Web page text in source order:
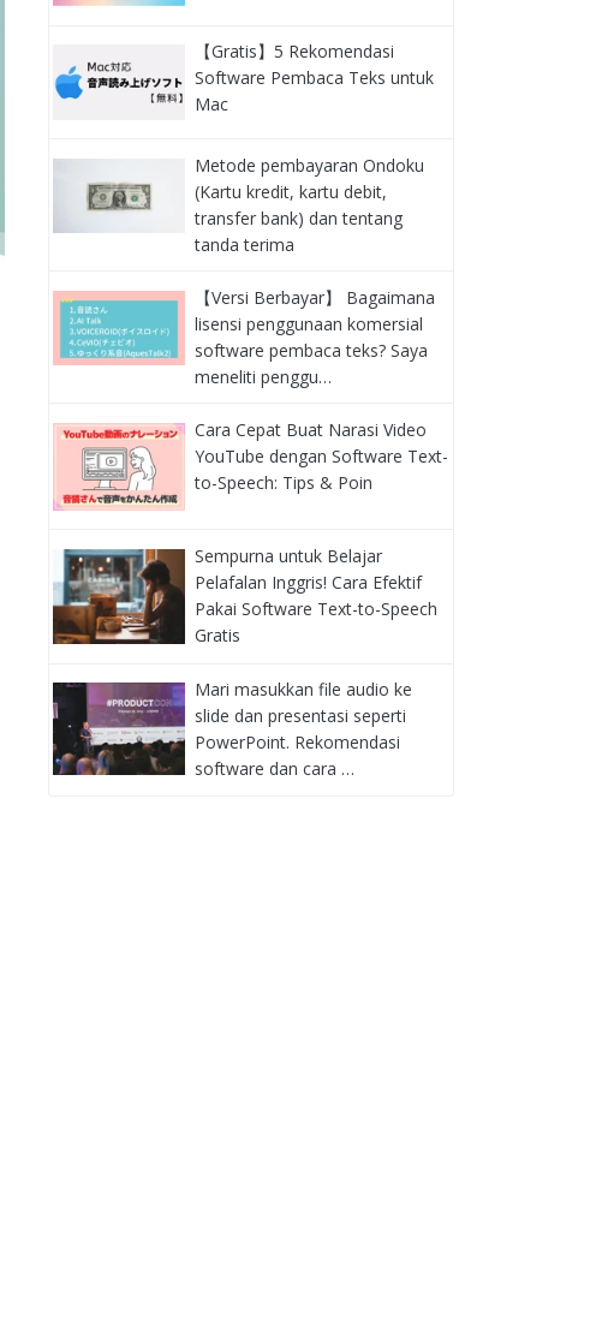
【Gratis】5 Rekomendasi
Software Pembaca Teks untuk
Mac
Metode pembayaran Ondoku
(Kartu kredit, kartu debit,
transfer bank) dan tentang
tanda terima
【Versi Berbayar】 Bagaimana
lisensi penggunaan komersial
software pembaca teks? Saya
meneliti penggu…
Cara Cepat Buat Narasi Video
YouTube dengan Software Text-
to-Speech: Tips & Poin
Sempurna untuk Belajar
Pelafalan Inggris! Cara Efektif
Pakai Software Text-to-Speech
Gratis
Mari masukkan file audio ke
slide dan presentasi seperti
PowerPoint. Rekomendasi
software dan cara …